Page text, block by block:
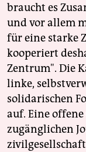
braucht es
und vor allem
für eine starke
kooperiert
Zentrum". Die
linke,
solidarischen
auf. Eine
zugänglichen